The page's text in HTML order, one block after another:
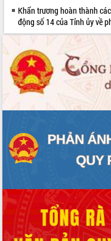
Đắk Lắk”
Tăng cường giám sát, đôn đốc thực
hiện nhiệm vụ quản lý tài sản công
hàng tuần
Tháo gỡ những vướng mắc, đẩy
công tác cải cách thủ tục hành
tại Trung tâm Phục vụ hành chính
công tỉnh
thi Sáng tạo Kỹ thuật 2024 - 2025
Đắk Lắk rà soát, điều chỉnh Đề
về phát triển nuôi trồng thủy sản
Dự án cao tốc Khánh Hòa - Buôn
Thuột
Định vị cà phê Việt Nam như một
sản sống” trong dòng chảy toàn
Khẩn trương hoàn thành
động số 14 của Tỉnh ủy về